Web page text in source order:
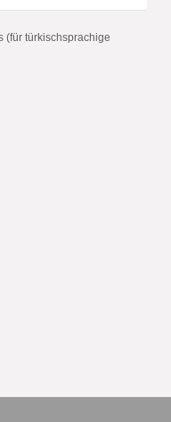
(für türkischsprachige